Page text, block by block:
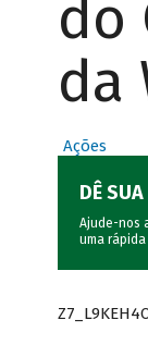
do
da
Ações
DÊ
Ajude-nos
uma rápida